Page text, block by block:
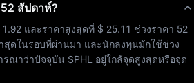
สัปดาห์?
1.92 และราคาสูงสุดที่ $ 25.11 ช่วงราคา 52
สุดในรอบที่ผ่านมา และนักลงทุนมักใช้ช่วง
รณาว่าปัจจุบัน SPHL อยู่ใกล้จุดสูงสุดหรือจุด